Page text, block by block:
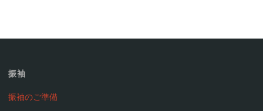
振袖
振袖のご準備